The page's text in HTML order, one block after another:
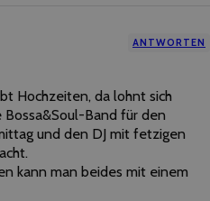
ANTWORTEN
Hochzeiten, da lohnt sich
Bossa&Soul-Band für den
und den DJ mit fetzigen
kann man beides mit einem